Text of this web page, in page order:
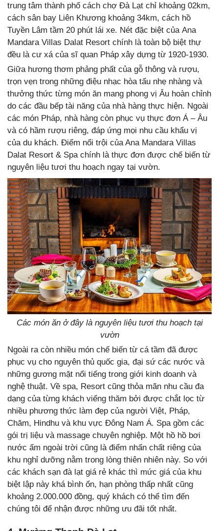
trung tâm thành phố cách chợ Đà Lạt chỉ khoảng 02km,
cách sân bay Liên Khương khoảng 34km, cách hồ
Tuyền Lâm tầm 20 phút lái xe. Nét đặc biệt của Ana
Mandara Villas Dalat Resort chính là toàn bộ biệt thự
đều là cư xá của sĩ quan Pháp xây dựng từ 1920-1930.
Giữa hương thơm phảng phất của gỗ thông và rượu,
trọn vẹn trong những điệu nhạc hòa tấu nhẹ nhàng và
thưởng thức từng món ăn mang phong vị Âu hoàn chỉnh
do các đầu bếp tài năng của nhà hàng thực hiện. Ngoài
các món Pháp, nhà hàng còn phục vụ thực đơn Á – Âu
và có hầm rượu riêng, đáp ứng mọi nhu cầu khẩu vị
của du khách. Điểm nổi trội của Ana Mandara Villas
Dalat Resort & Spa chính là thực đơn được chế biến từ
nguyên liệu tươi thu hoạch ngay tại vườn.
Các món ăn ở đây là nguyên liệu tươi thu hoạch tại
vườn
Ngoài ra còn nhiều món chế biến từ cá tầm đã được
phục vụ cho nguyên thủ quốc gia, đại sứ các nước và
những gương mặt nổi tiếng trong giới kinh doanh và
nghệ thuật. Về spa, Resort cũng thỏa mãn nhu cầu đa
dạng của từng khách viếng thăm bởi được chắt lọc từ
nhiều phương thức làm đẹp của người Việt, Pháp,
Chăm, Hindhu và khu vực Đông Nam Á. Spa gồm các
gói trị liệu và massage chuyên nghiệp. Một hồ hồ bơi
nước ấm ngoài trời cũng là điểm nhấn chất riêng của
khu nghỉ dưỡng nằm trong lòng thiên nhiên này. So với
các khách sạn đà lạt giá rẻ khác thì mức giá của khu
biệt lập này khá bình ổn, hạn phòng thấp nhất cũng
khoảng 2.000.000 đồng, quý khách có thể tìm đến
chúng tôi để nhận được những ưu đãi tốt nhất.